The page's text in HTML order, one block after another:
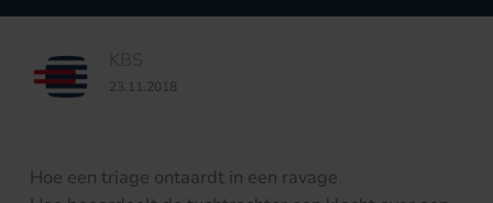
KBS
23.11.2018
Hoe een triage ontaardt in een ravage